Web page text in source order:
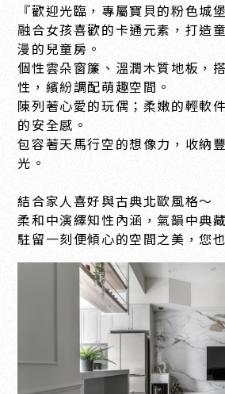
『歡迎光臨，專屬寶貝的粉色城堡
融合女孩喜歡的卡通元素，打造
漫的兒童房。
個性雲朵窗簾、溫潤木質地板，
性，繽紛調配萌趣空間。
陳列著心愛的玩偶；柔嫩的輕軟
的安全感。
包容著天馬行空的想像力，收納
光。
結合家人喜好與古典北歐風格～
柔和中演繹知性內涵，氣韻中典
駐留一刻便傾心的空間之美，您